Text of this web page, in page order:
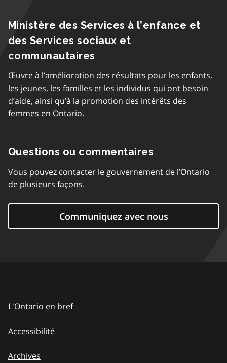
Ministère des Services à l’enfance et
des Services sociaux et
communautaires
Œuvre à l’amélioration des résultats pour les enfants,
les jeunes, les familles et les individus qui ont besoin
d’aide, ainsi qu’à la promotion des intérêts des
femmes en Ontario.
Questions ou commentaires
Vous pouvez contacter le gouvernement de l’Ontario
de plusieurs façons.
Communiquez avec nous
L'Ontario en bref
Accessibilité
Archives